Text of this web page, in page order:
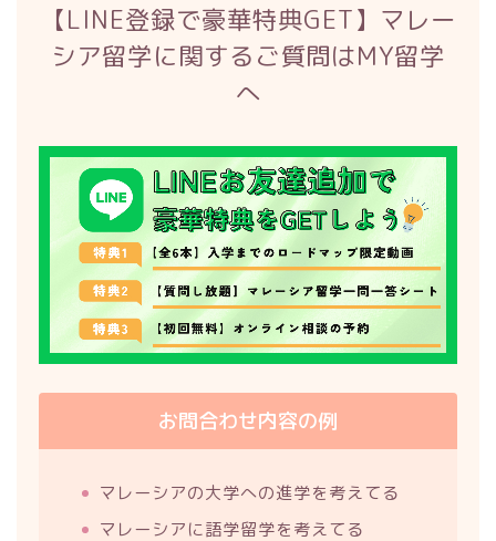
【LINE登録で豪華特典GET】マレー
シア留学に関するご質問はMY留学
へ
お問合わせ内容の例
マレーシアの大学への進学を考えてる
マレーシアに語学留学を考えてる